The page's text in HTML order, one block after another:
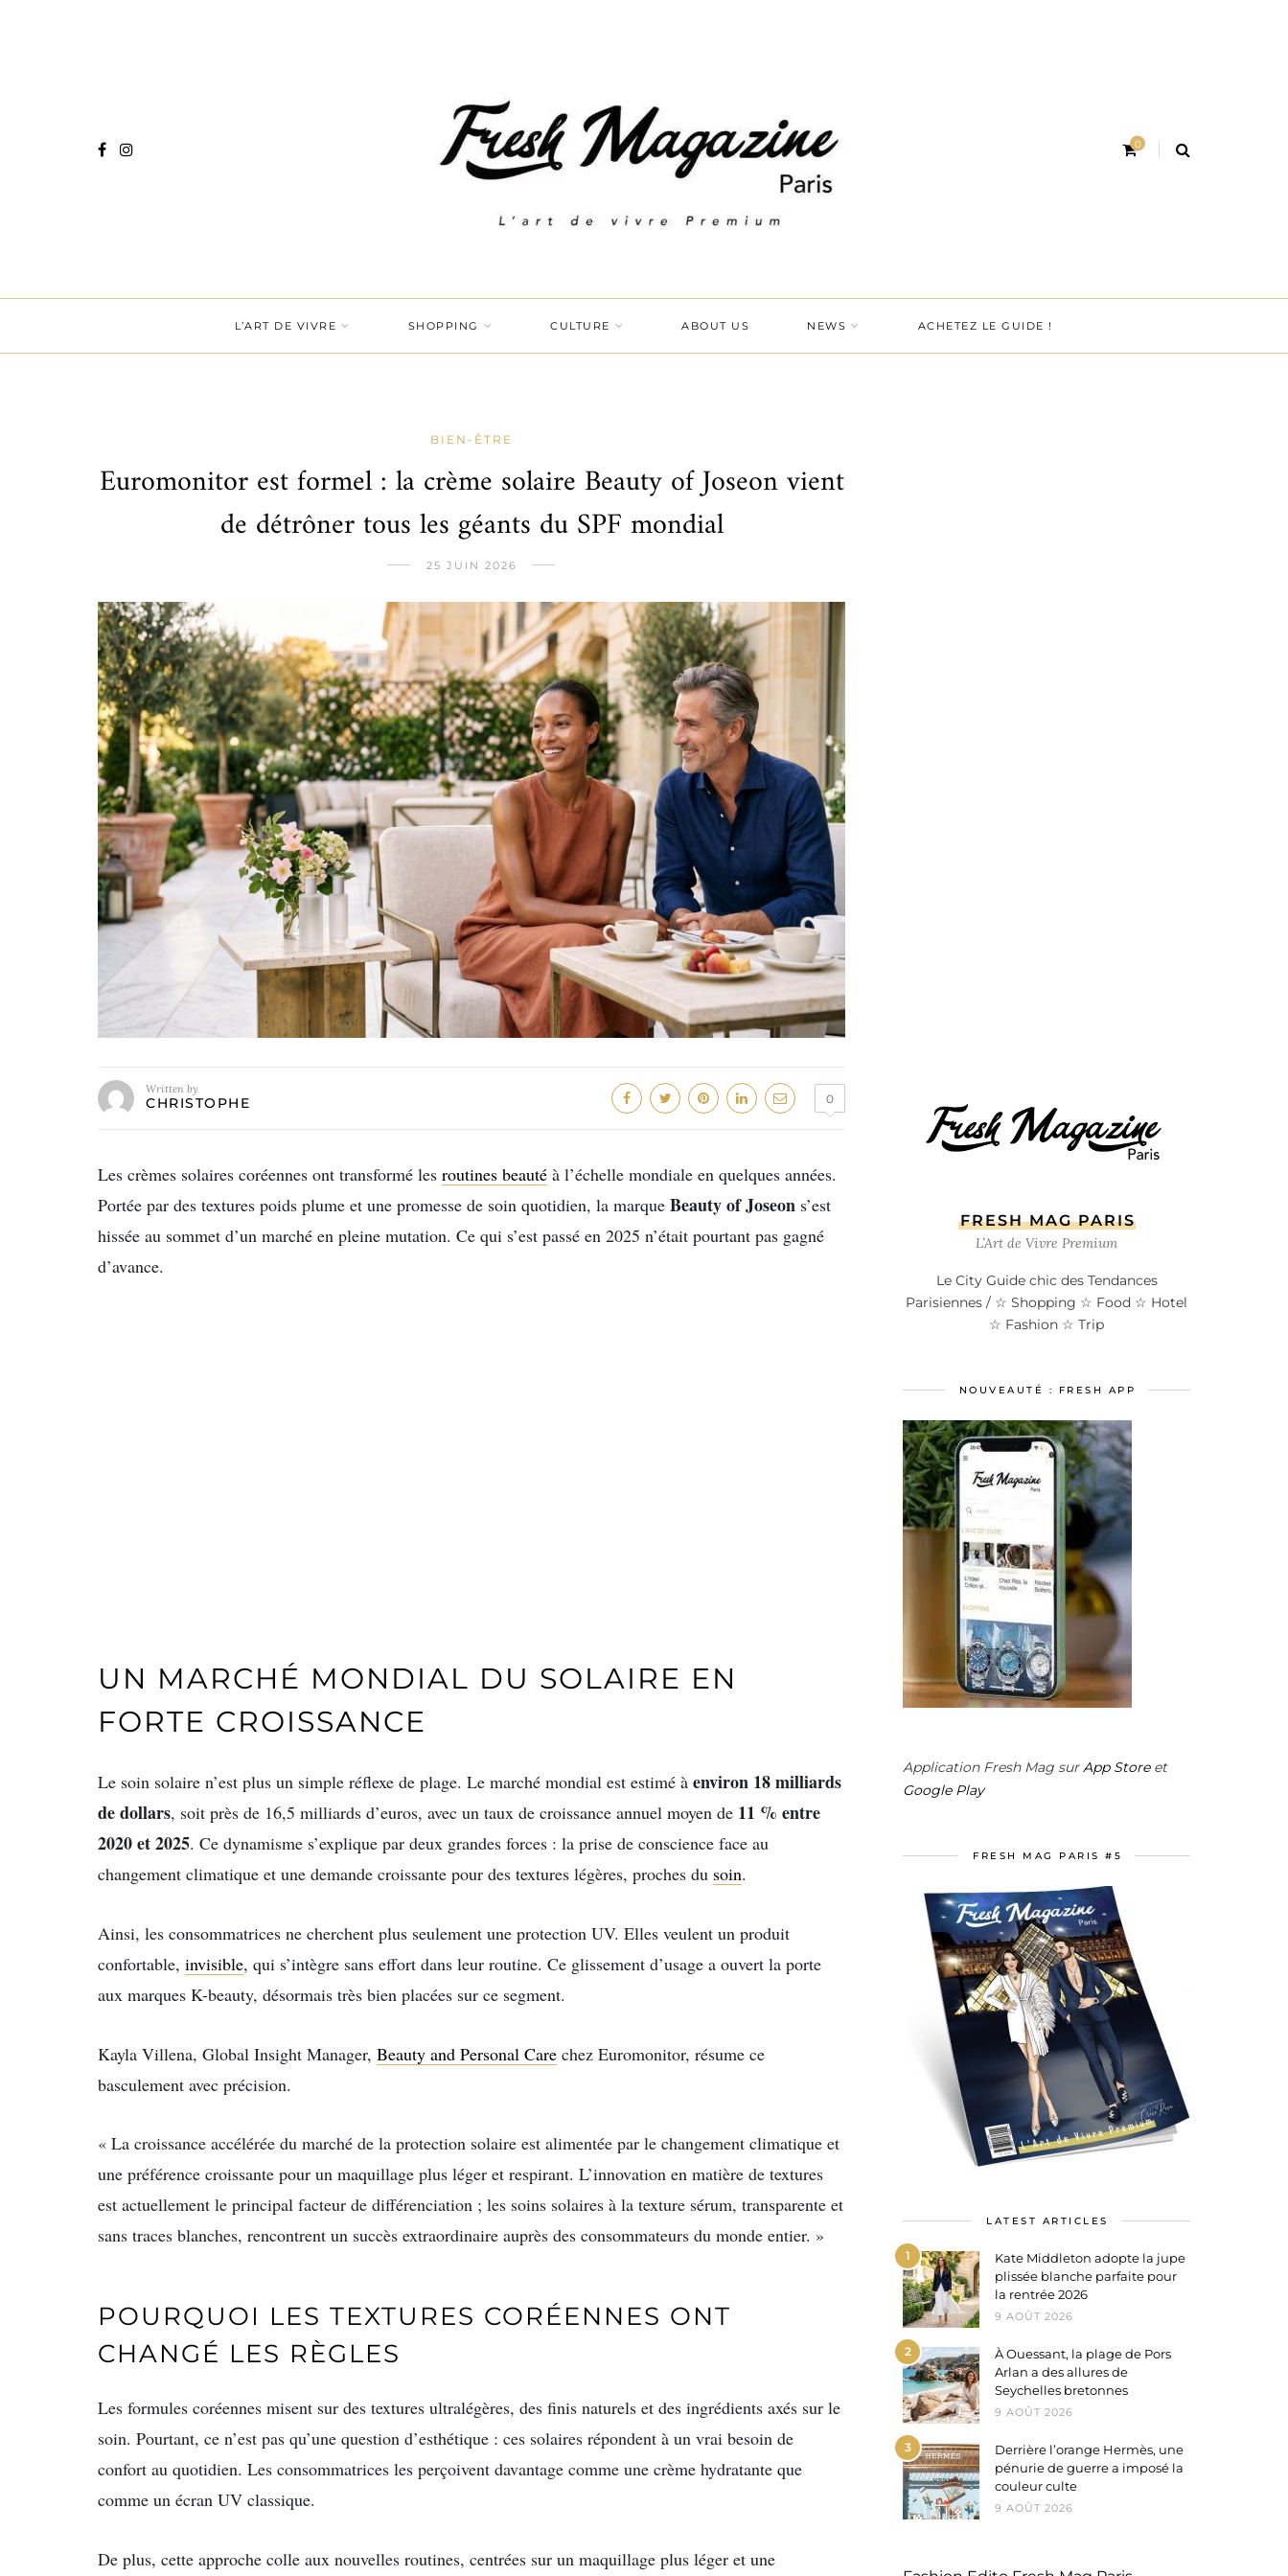
0
L’ART DE VIVRE SHOPPING CULTURE ABOUT US NEWS ACHETEZ LE GUIDE !
BIEN-ÊTRE
Euromonitor est formel : la crème solaire Beauty of Joseon vient
de détrôner tous les géants du SPF mondial
25 JUIN 2026
Written by
CHRISTOPHE 0
Les crèmes solaires coréennes ont transformé les routines beauté à l’échelle mondiale en quelques années.
Portée par des textures poids plume et une promesse de soin quotidien, la marque Beauty of Joseon s’est
hissée au sommet d’un marché en pleine mutation. Ce qui s’est passé en 2025 n’était pourtant pas gagné
d’avance.
UN MARCHÉ MONDIAL DU SOLAIRE EN
FORTE CROISSANCE
Le soin solaire n’est plus un simple réflexe de plage. Le marché mondial est estimé à environ 18 milliards
de dollars, soit près de 16,5 milliards d’euros, avec un taux de croissance annuel moyen de 11 % entre
2020 et 2025. Ce dynamisme s’explique par deux grandes forces : la prise de conscience face au
changement climatique et une demande croissante pour des textures légères, proches du soin.
Ainsi, les consommatrices ne cherchent plus seulement une protection UV. Elles veulent un produit
confortable, invisible, qui s’intègre sans effort dans leur routine. Ce glissement d’usage a ouvert la porte
aux marques K-beauty, désormais très bien placées sur ce segment.
Kayla Villena, Global Insight Manager, Beauty and Personal Care chez Euromonitor, résume ce
basculement avec précision.
« La croissance accélérée du marché de la protection solaire est alimentée par le changement climatique et
une préférence croissante pour un maquillage plus léger et respirant. L’innovation en matière de textures
est actuellement le principal facteur de différenciation ; les soins solaires à la texture sérum, transparente et
sans traces blanches, rencontrent un succès extraordinaire auprès des consommateurs du monde entier. »
POURQUOI LES TEXTURES CORÉENNES ONT
CHANGÉ LES RÈGLES
Les formules coréennes misent sur des textures ultralégères, des finis naturels et des ingrédients axés sur le
soin. Pourtant, ce n’est pas qu’une question d’esthétique : ces solaires répondent à un vrai besoin de
confort au quotidien. Les consommatrices les perçoivent davantage comme une crème hydratante que
comme un écran UV classique.
De plus, cette approche colle aux nouvelles routines, centrées sur un maquillage plus léger et une
FRESH MAG PARIS
L’Art de Vivre Premium
Le City Guide chic des Tendances
Parisiennes / ☆ Shopping ☆ Food ☆ Hotel
☆ Fashion ☆ Trip
NOUVEAUTÉ : FRESH APP
Application Fresh Mag surApp Storeet
Google Play
FRESH MAG PARIS #5
LATEST ARTICLES
1
Kate Middleton adopte la jupe
plissée blanche parfaite pour
la rentrée 2026
9 AOÛT 2026
2
À Ouessant, la plage de Pors
Arlan a des allures de
Seychelles bretonnes
9 AOÛT 2026
3
Derrière l’orange Hermès, une
pénurie de guerre a imposé la
couleur culte
9 AOÛT 2026